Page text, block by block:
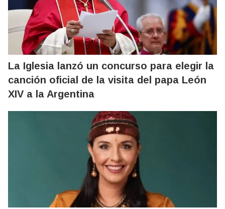
La Iglesia lanzó un concurso para elegir la
canción oficial de la visita del papa León
XIV a la Argentina